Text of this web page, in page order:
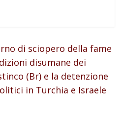
di sciopero della fame
disumane dei
(Br) e la detenzione
in Turchia e Israele